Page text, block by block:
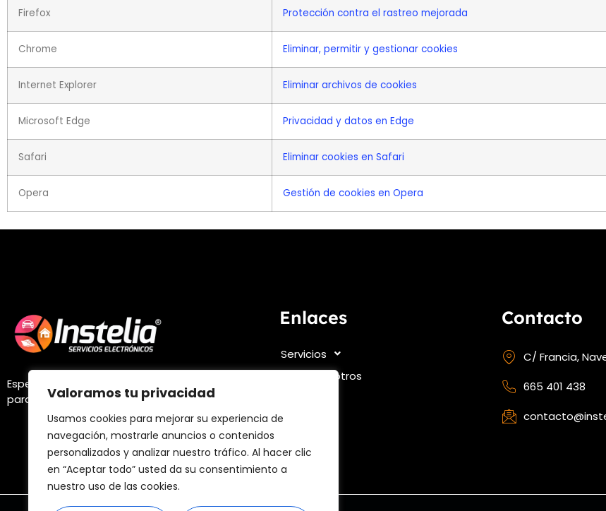
Valoramos tu privacidad
Usamos cookies para mejorar su experiencia de
navegación, mostrarle anuncios o contenidos
personalizados y analizar nuestro tráfico. Al hacer clic
en “Aceptar todo” usted da su consentimiento a
nuestro uso de las cookies.
Firefox Protección contra el rastreo mejorada
Chrome Eliminar, permitir y gestionar cookies
Internet Explorer Eliminar archivos de cookies
Microsoft Edge Privacidad y datos en Edge
Safari Eliminar cookies en Safari
Opera Gestión de cookies en Opera
Especialistas en soluciones electrónicas
para automóviles.
Enlaces
Servicios
Sobre nosotros
Infórmate
Contacto
C/ Francia,
665 401 438